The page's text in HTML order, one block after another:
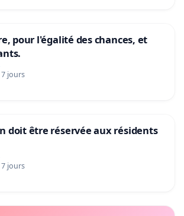
pour l'égalité des chances, et
jours
doit être réservée aux résidents
jours